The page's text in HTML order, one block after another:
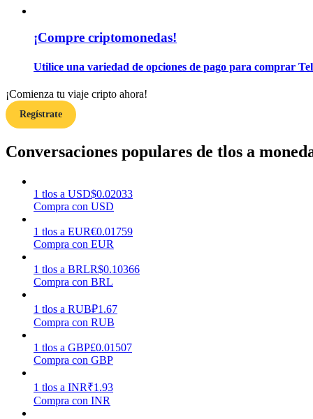
Guía
Guía de inicio de futuros
Estrategias comerciales
Aprenda cómo mantenerse rentable
¡Compre criptomonedas!
Utilice una variedad de opciones de pago para comprar
¡Comienza tu viaje cripto ahora!
Regístrate
Conversaciones populares de tlos a
1 tlos a USD$0.02033
Compra con USD
1 tlos a EUR€0.01759
Compra con EUR
1 tlos a BRLR$0.10366
Compra con BRL
1 tlos a RUB₽1.67
Compra con RUB
1 tlos a GBP£0.01507
Compra con GBP
1 tlos a INR₹1.93
Compra con INR